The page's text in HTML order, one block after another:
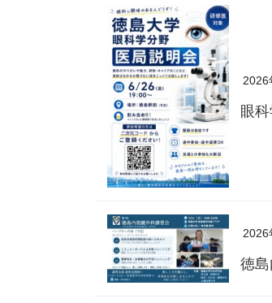
2026
眼
2026
徳